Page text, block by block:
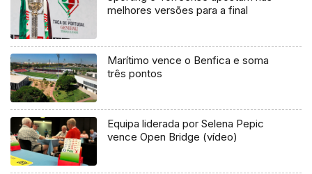
melhores versões para a final
Marítimo vence o Benfica e soma
três pontos
Equipa liderada por Selena Pepic
vence Open Bridge (vídeo)